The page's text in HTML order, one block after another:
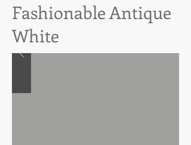
Fashionable Antique
White